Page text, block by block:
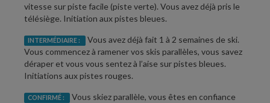
vitesse sur piste facile (piste verte). Vous avez déjà pris le
télésiège. Initiation aux pistes bleues.
INTERMÉDIAIRE :
Vous avez déjà fait 1 à 2 semaines de ski.
Vous commencez à ramener vos skis parallèles, vous savez
déraper et vous vous sentez à l’aise sur pistes bleues.
Initiations aux pistes rouges.
CONFIRMÉ :
Vous skiez parallèle, vous êtes en confiance